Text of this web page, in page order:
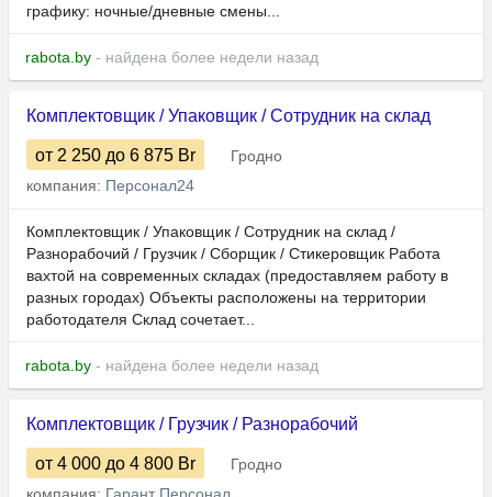
графику: ночные/дневные смены...
rabota.by - найдена более недели назад
Комплектовщик / Упаковщик / Сотрудник на склад
от 2 250 до 6 875 Br
Гродно
компания: Персонал24
Комплектовщик / Упаковщик / Сотрудник на склад /
Разнорабочий / Грузчик / Сборщик / Стикеровщик Работа
вахтой на современных складах (предоставляем работу в
разных городах) Объекты расположены на территории
работодателя Склад сочетает...
rabota.by - найдена более недели назад
Комплектовщик / Грузчик / Разнорабочий
от 4 000 до 4 800 Br
Гродно